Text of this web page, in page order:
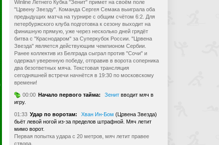
Winline Летнего Кубка "Зенит" примет на своём поле
"Црвену Звезду". Команда Сергея Семака выиграла оба
предыдущих матча на турнире с общим счётом 6:2. Для
петербуржского клуба подготовка к сезону выходит на
финишную прямую, уже через несколько дней грядёт
битва с "Краснодаром" за Суперкубок России. "Црвена
Звезда" является действующим чемпионом Сербии.
Ранее коллектив из Белграда сыграл против "Сочи" и
одержал уверенную победу, отправив в ворота соперника
два безответных мяча. Текстовая трансляция
сегодняшней встречи начнётся в 19:30 по московскому
времени!
00:00 Начало первого тайма: Зенит вводит мяч в
игру.
01:33 Удар по воротам: Хван Ин-Бом (Црвена Звезда)
бьёт левой ногой из-за пределов штрафной. Мяч летит
мимо ворот.
Первая попытка удара с 20 метров, мяч летит правее
створа.